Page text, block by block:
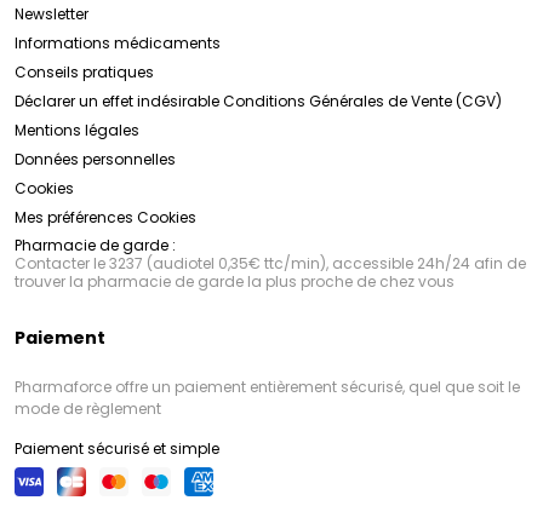
Newsletter
Informations médicaments
Conseils pratiques
Déclarer un effet indésirableConditions Générales de Vente (CGV)
Mentions légales
Données personnelles
Cookies
Mes préférences Cookies
Pharmacie de garde :
Contacter le 3237 (audiotel 0,35€ ttc/min), accessible 24h/24 afin de
trouver la pharmacie de garde la plus proche de chez vous
Paiement
Pharmaforce offre un paiement entièrement sécurisé, quel que soit le
mode de règlement
Paiement sécurisé et simple